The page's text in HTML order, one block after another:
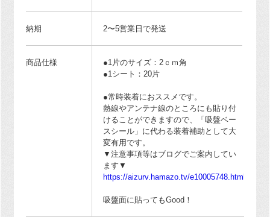
納期 2〜5営業日で発送
商品仕様
●1片のサイズ：2ｃｍ角
●1シート：20片
●常時装着におススメです。
熱線やアンテナ線のところにも貼り付
けることができますので、「吸盤ベー
スシール」に代わる装着補助として大
変有用です。
▼注意事項等はブログでご案内してい
ます▼
https://aizurv.hamazo.tv/e10005748.html
吸盤面に貼ってもGood！